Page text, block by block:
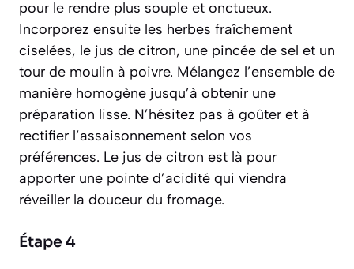
pour le rendre plus souple et onctueux.
Incorporez ensuite les herbes fraîchement
ciselées, le jus de citron, une pincée de sel et un
tour de moulin à poivre. Mélangez l’ensemble de
manière homogène jusqu’à obtenir une
préparation lisse. N’hésitez pas à goûter et à
rectifier l’assaisonnement selon vos
préférences. Le jus de citron est là pour
apporter une pointe d’acidité qui viendra
réveiller la douceur du fromage.
Étape 4